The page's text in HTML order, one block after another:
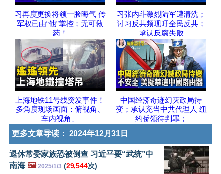
习再度更换将领一脸晦气 传
军权已由“他”掌控；无可救
药！
习张内斗激烈陆军遭清洗；
讨习反共频现吁全民反共；
承认反腐失败
上海地铁11号线突发事件！
多角度现场画面：俯视角、
车内视角、
中国经济奇迹幻灭政局待
变；承认充当中共代理人 纽
约侨领待判罪；
更多文章导读： 2024年12月31日
退休常委家族恐被倒查 习近平要“武统”中
南海 🖼️ 2025/1/3 (29,544次)